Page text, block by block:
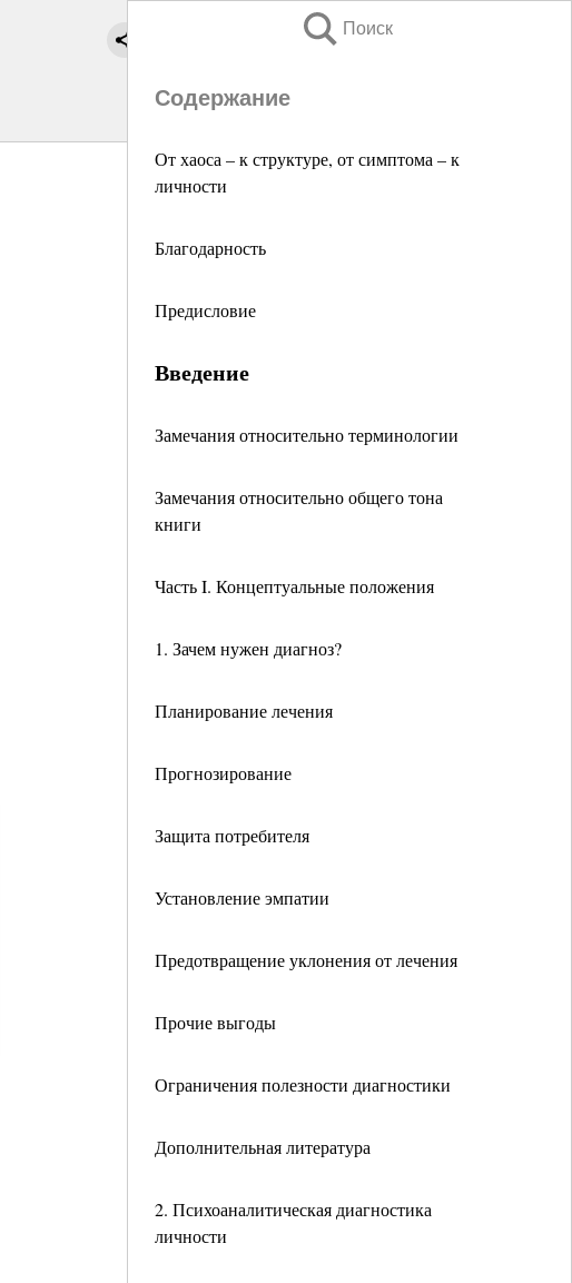
Поиск
Содержание
От хаоса – к структуре, от симптома – к
личности
Благодарность
Предисловие
Введение
Замечания относительно терминологии
Замечания относительно общего тона
книги
Часть I. Концептуальные положения
1. Зачем нужен диагноз?
Планирование лечения
Прогнозирование
Защита потребителя
Установление эмпатии
Предотвращение уклонения от лечения
Прочие выгоды
Ограничения полезности диагностики
Дополнительная литература
2. Психоаналитическая диагностика
личности